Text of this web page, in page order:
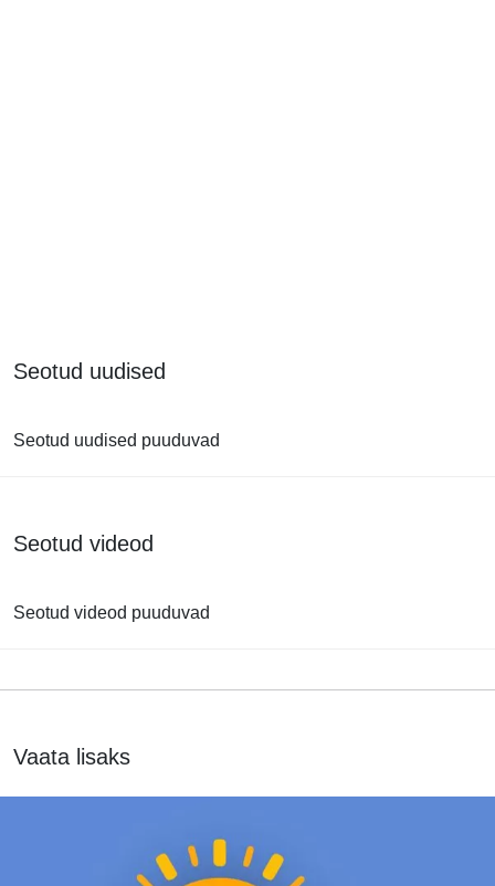
Seotud uudised
Seotud uudised puuduvad
Seotud videod
Seotud videod puuduvad
Vaata lisaks